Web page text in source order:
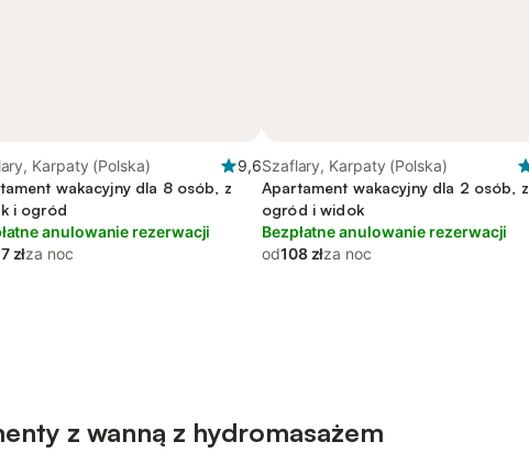
Karpaty (Polska)
9,6
wakacyjny dla 8 osób, z
i ogród
anulowanie rezerwacji
złza noc
Szaflary, Karpaty (Polska)
Apartament wakacyjny dla 2 osób, z
ogród i widok
Bezpłatne anulowanie rezerwacji
od108 złza noc
z wanną z hydromasażem